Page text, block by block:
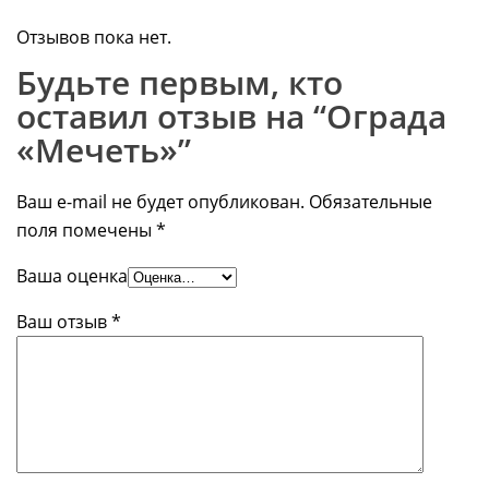
Отзывов пока нет.
Будьте первым, кто
оставил отзыв на “Ограда
«Мечеть»”
Ваш e-mail не будет опубликован. Обязательные
поля помечены *
Ваша оценка
Ваш отзыв*